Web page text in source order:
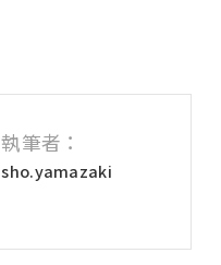
執筆者：
sho.yamazaki